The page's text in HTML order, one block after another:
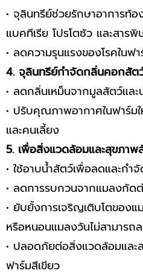
• จุลินทรีย์ช่วยรักษาอาการท้อ
แบคทีเรีย โปรโตซัว และสาร
• ลดความรุนแรงของโรคในฟ
4. จุลินทรีย์กำจัดกลิ่นคอกสัต
• ลดกลิ่นเหม็นจากมูลสัตว์แล
• ปรับคุณภาพอากาศในฟาร์ม
และคนเลี้ยง
5. เพื่อสิ่งแวดล้อมและสุขภาพ
• ใช้อาบน้ำสัตว์เพื่อลดและก
• ลดการรบกวนจากแมลงกัด
• ยับยั้งการเจริญเติบโตของ
หรือหนอนแมลงวันไม่สามารถ
• ปลอดภัยต่อสิ่งแวดล้อมแล
ฟาร์มสีเขียว